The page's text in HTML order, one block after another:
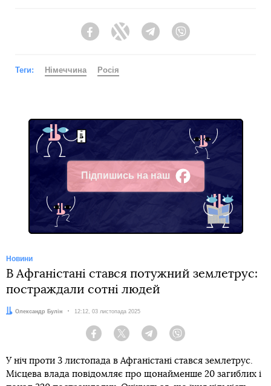
FacebookTwitter Telegram
Теги: Німеччина Росія
Підпишись на наш
Facebook
Новини
В Афганістані стався потужний землетрус:
постраждали сотні людей
Автор:
Олександр Булін Дата:
12:12, 03 листопада 2025
Facebook Twitter Telegram
У ніч проти 3 листопада в Афганістані стався землетрус.
Місцева влада повідомляє про щонайменше 20 загиблих і